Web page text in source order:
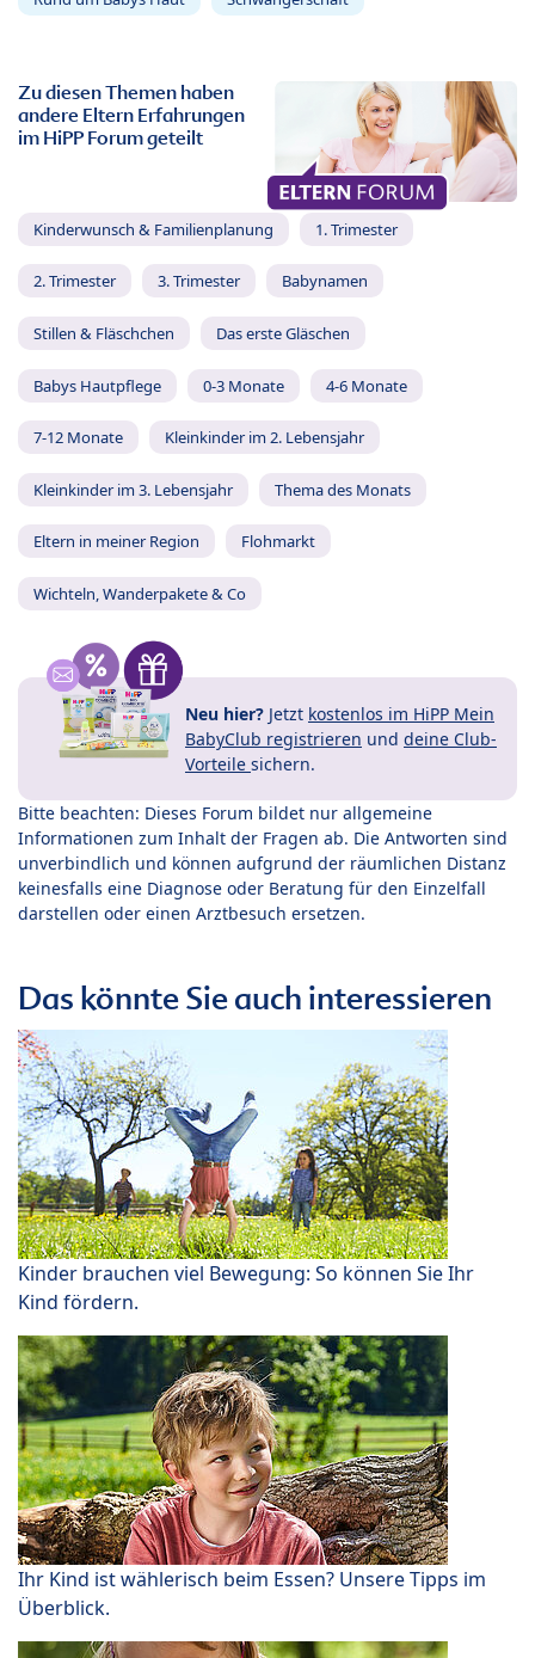
Zu diesen Themen haben
andere Eltern Erfahrungen
im HiPP Forum geteilt
Kinderwunsch & Familienplanung 1. Trimester
2. Trimester 3. Trimester Babynamen
Stillen & Fläschchen Das erste Gläschen
Babys Hautpflege 0-3 Monate 4-6 Monate
7-12 Monate Kleinkinder im 2. Lebensjahr
Kleinkinder im 3. Lebensjahr Thema des Monats
Eltern in meiner Region Flohmarkt
Wichteln, Wanderpakete & Co
Neu hier? Jetzt kostenlos im HiPP Mein
BabyClub registrieren und deine Club-
Vorteile sichern.
Bitte beachten: Dieses Forum bildet nur allgemeine
Informationen zum Inhalt der Fragen ab. Die Antworten sind
unverbindlich und können aufgrund der räumlichen Distanz
keinesfalls eine Diagnose oder Beratung für den Einzelfall
darstellen oder einen Arztbesuch ersetzen.
Das könnte Sie auch interessieren
Kinder brauchen viel Bewegung: So können Sie Ihr
Kind fördern.
Ihr Kind ist wählerisch beim Essen? Unsere Tipps im
Überblick.